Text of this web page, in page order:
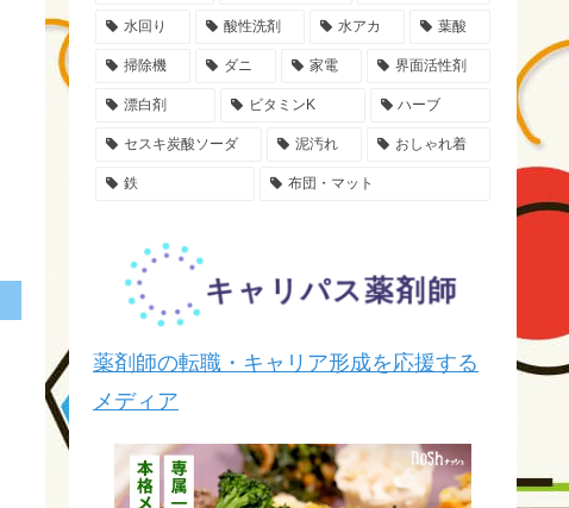
水回り 酸性洗剤 水アカ 葉酸
掃除機 ダニ 家電 界面活性剤
漂白剤 ビタミンK ハーブ
セスキ炭酸ソーダ 泥汚れ おしゃれ着
鉄 布団・マット
薬剤師の転職・キャリア形成を応援する
メディア